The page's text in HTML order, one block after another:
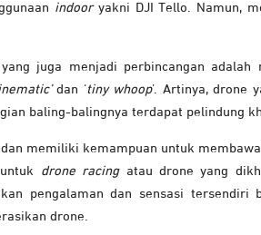
indooryakni DJI Tello. Namun,
juga menjadi perbincangan adalah
dan ‘tiny whoop’. Artinya, drone
baling-balingnya terdapat pelindung
memiliki kemampuan untuk
drone racingatau drone yang
pengalaman dan sensasi tersendiri
drone.